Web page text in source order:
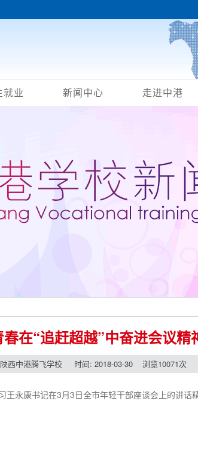
就业 新闻中心 走进中港
在“追赶超越”中奋进会议精
西中港腾飞学校 时间: 2018-03-30 浏览10071次
永康书记在3月3日全市年轻干部座谈会上的讲话